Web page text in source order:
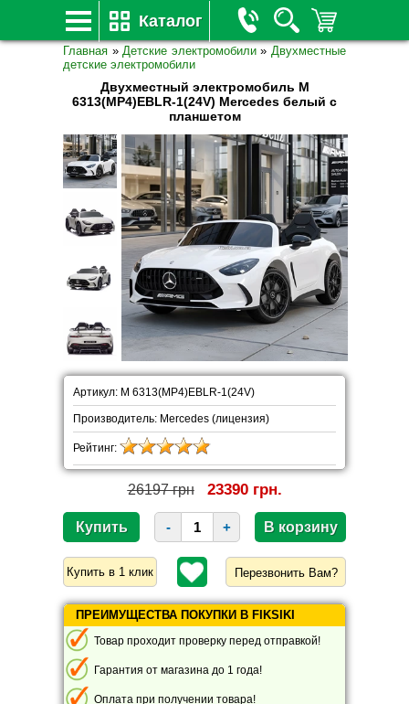
Каталог
Главная »Детские электромобили »Двухместные
детские электромобили
Двухместный электромобиль M
6313(MP4)EBLR-1(24V) Mercedes белый с
планшетом
Артикул: M 6313(MP4)EBLR-1(24V)
Производитель: Mercedes (лицензия)
Рейтинг:
26197 грн 23390 грн.
- +
Перезвонить Вам?
ПРЕИМУЩЕСТВА ПОКУПКИ В FIKSIKI
Товар проходит проверку перед отправкой!
Гарантия от магазина до 1 года!
Оплата при получении товара!